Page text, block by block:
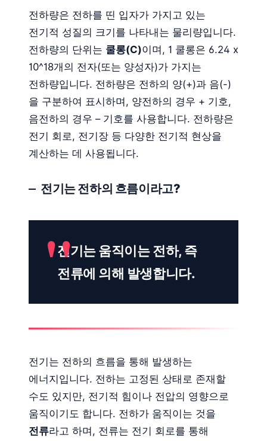
전하량은 전하를 띤 입자가 가지고 있는
전기적 성질의 크기를 나타내는 물리량입니다.
전하량의 단위는 쿨롱(C)이며, 1 쿨롱은 6.24 x
10^18개의 전자(또는 양성자)가 가지는
전하량입니다. 전하량은 전하의 양(+)과 음(-)
을 구분하여 표시하며, 양전하의 경우 + 기호,
음전하의 경우 – 기호를 사용합니다. 전하량은
전기 회로, 전기장 등 다양한 전기적 현상을
계산하는 데 사용됩니다.
전기는 전하의 흐름이라고?
전기는 움직이는 전하, 즉
전류에 의해 발생합니다.
전기는 전하의 흐름을 통해 발생하는
에너지입니다. 전하는 고정된 상태로 존재할
수도 있지만, 전기적 힘이나 전압의 영향으로
움직이기도 합니다. 전하가 움직이는 것을
전류라고 하며, 전류는 전기 회로를 통해